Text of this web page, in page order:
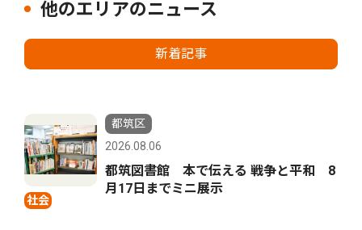
他のエリアのニュース
新着記事
社会
都筑区
2026.08.06
都筑図書館 本で伝える 戦争と平和 8
月17日までミニ展示